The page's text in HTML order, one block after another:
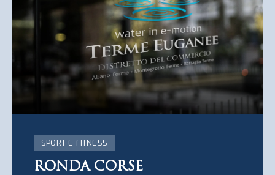
SPORT E FITNESS
RONDA CORSE